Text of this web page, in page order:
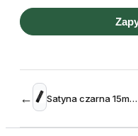
← Satyna czarna 15mm x 200m do zadruku TT